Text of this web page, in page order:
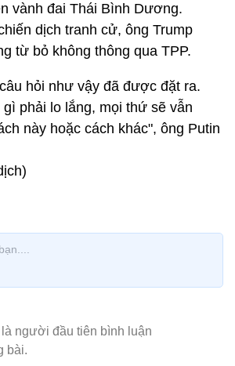
vành đai Thái Bình Dương.
dịch tranh cử, ông Trump
từ bỏ không thông qua TPP.
hỏi như vậy đã được đặt ra.
phải lo lắng, mọi thứ sẽ vẫn
này hoặc cách khác", ông Putin